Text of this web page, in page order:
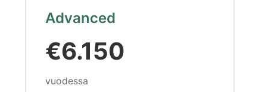
Advanced
€6.150
vuodessa